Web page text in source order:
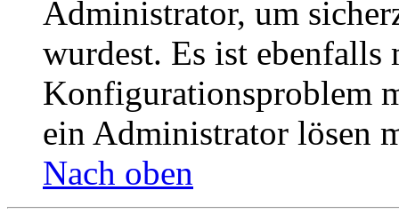
Administrator, um
wurdest. Es ist ebenfalls
Konfigurationsproblem
ein Administrator lösen
Nach oben